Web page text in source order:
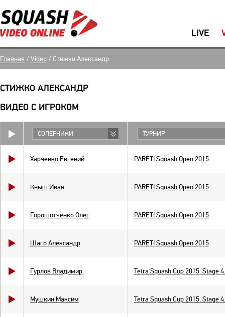
LIVE
Главная / Video / Стижко Александр
СТИЖКО АЛЕКСАНДР
ВИДЕО С ИГРОКОМ
СОПЕРНИКИ ТУРНИР
Харченко Евгений PARETI Squash Open 2015
Кныш Иван PARETI Squash Open 2015
Горошотченко Олег PARETI Squash Open 2015
Шаго Александр PARETI Squash Open 2015
Гурлов Владимир Tetra Squash Cup 2015. Stage 4.
Мушкин Максим Tetra Squash Cup 2015. Stage 4.